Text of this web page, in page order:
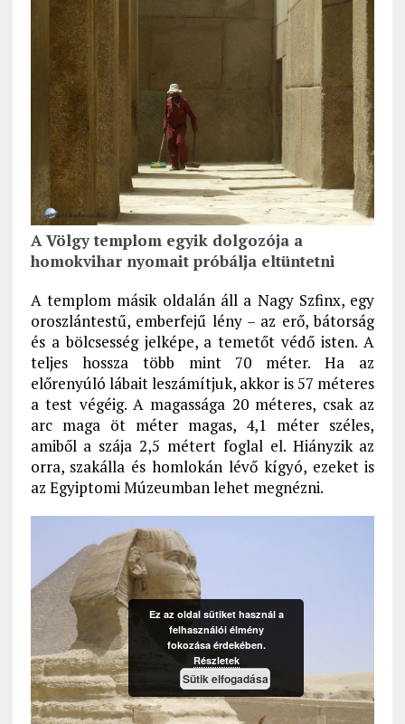
A Völgy templom egyik dolgozója a
homokvihar nyomait próbálja eltüntetni
A templom másik oldalán áll a Nagy Szfinx, egy
oroszlántestű, emberfejű lény – az erő, bátorság
és a bölcsesség jelképe, a temetőt védő isten. A
teljes hossza több mint 70 méter. Ha az
előrenyúló lábait leszámítjuk, akkor is 57 méteres
a test végéig. A magassága 20 méteres, csak az
arc maga öt méter magas, 4,1 méter széles,
amiből a szája 2,5 métert foglal el. Hiányzik az
orra, szakálla és homlokán lévő kígyó, ezeket is
az Egyiptomi Múzeumban lehet megnézni.
Ez az oldal sütiket használ a
felhasználói élmény
fokozása érdekében.
Részletek
Sütik elfogadása